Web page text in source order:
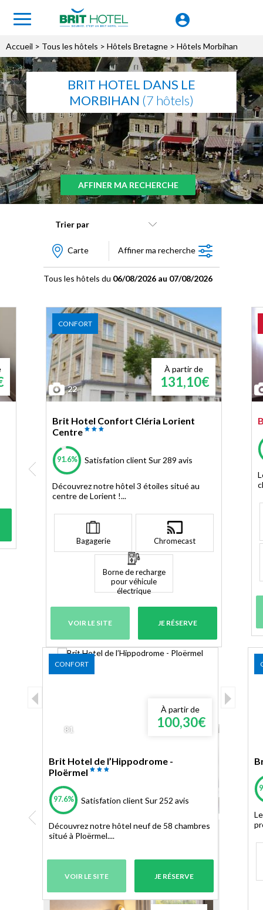
Accueil > Tous les hôtels > Hôtels Bretagne > Hôtels Morbihan
BRIT HOTEL DANS LE
MORBIHAN (7 hôtels)
AFFINER MA RECHERCHE
Trier par
Carte Affiner ma recherche
Tous les hôtels du 06/08/2026 au 07/08/2026
À partir de
131,10€
CONFORT
22
Brit Hotel Confort Cléria Lorient
Centre
91.6% Satisfation client Sur 289 avis
Découvrez notre hôtel 3 étoiles situé au
centre de Lorient !...
Bagagerie Chromecast
Borne de recharge
pour véhicule
électrique
VOIR LE SITE JE RÉSERVE
À partir de
100,30€
CONFORT
81
Brit Hotel de l’Hippodrome -
Ploërmel
97.6% Satisfation client Sur 252 avis
Découvrez notre hôtel neuf de 58 chambres
situé à Ploërmel....
VOIR LE SITE JE RÉSERVE
J'EN PROFITE
HÔTELS
CONFORT